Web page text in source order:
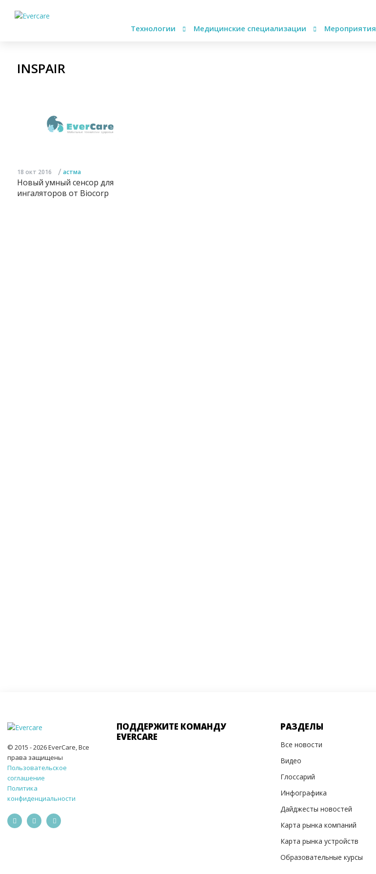
Технологии Медицинские специализации Мероприятия
INSPAIR
18 окт 2016 / астма
Новый умный сенсор для
ингаляторов от Biocorp
© 2015 - 2026 EverCare, Все
права защищены
Пользовательское
соглашение
Политика
конфиденциальности
ПОДДЕРЖИТЕ КОМАНДУ
EVERCARE
РАЗДЕЛЫ
Все новости
Видео
Глоссарий
Инфографика
Дайджесты новостей
Карта рынка компаний
Карта рынка устройств
Образовательные курсы